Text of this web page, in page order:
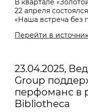
В квартале
22 апреля
«Наша встреча без
Перейти в
23.04.2025,
Group
перфоманс в
Bibliotheca